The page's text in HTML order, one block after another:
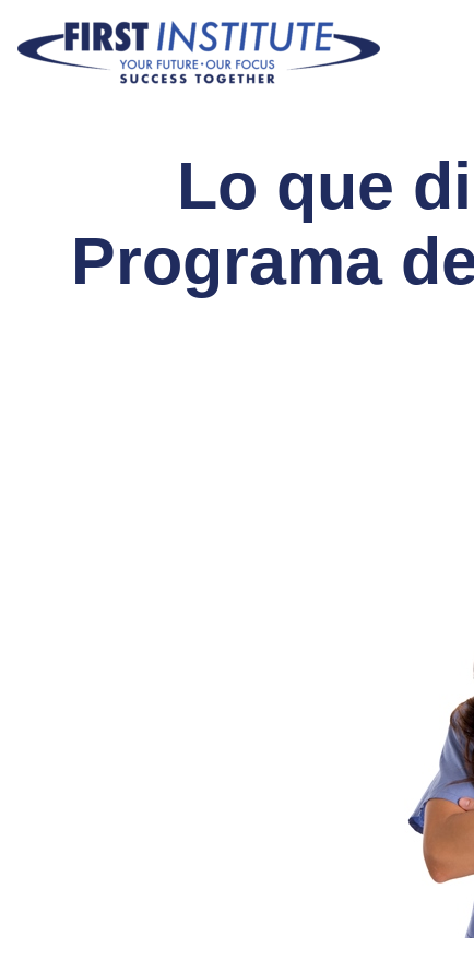
Saltar navegación
Lo que
Programa